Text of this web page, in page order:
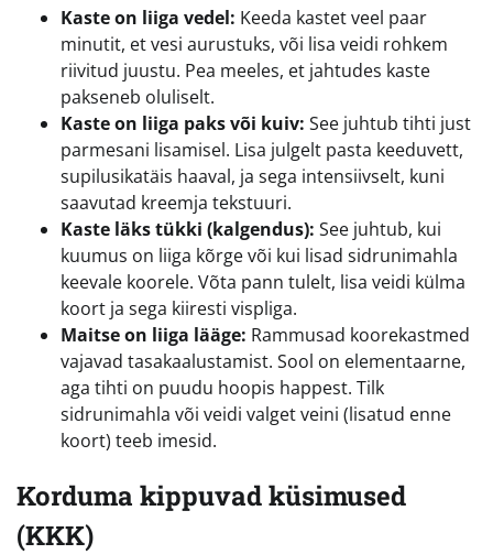
Kaste on liiga vedel: Keeda kastet veel paar
minutit, et vesi aurustuks, või lisa veidi rohkem
riivitud juustu. Pea meeles, et jahtudes kaste
pakseneb oluliselt.
Kaste on liiga paks või kuiv: See juhtub tihti just
parmesani lisamisel. Lisa julgelt pasta keeduvett,
supilusikatäis haaval, ja sega intensiivselt, kuni
saavutad kreemja tekstuuri.
Kaste läks tükki (kalgendus): See juhtub, kui
kuumus on liiga kõrge või kui lisad sidrunimahla
keevale koorele. Võta pann tulelt, lisa veidi külma
koort ja sega kiiresti vispliga.
Maitse on liiga lääge: Rammusad koorekastmed
vajavad tasakaalustamist. Sool on elementaarne,
aga tihti on puudu hoopis happest. Tilk
sidrunimahla või veidi valget veini (lisatud enne
koort) teeb imesid.
Korduma kippuvad küsimused
(KKK)